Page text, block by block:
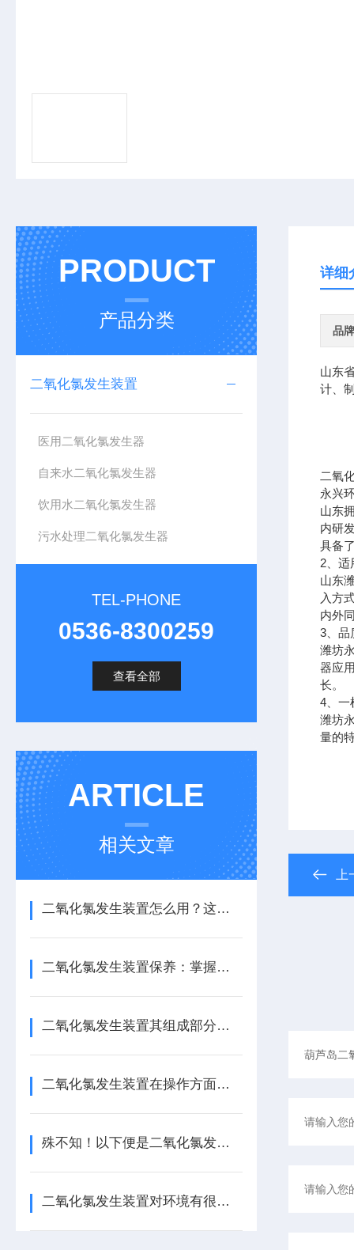
PRODUCT
产品分类
二氧化氯发生装置
医用二氧化氯发生器
自来水二氧化氯发生器
饮用水二氧化氯发生器
污水处理二氧化氯发生器
TEL-PHONE
0536-8300259
查看全部
ARTICLE
相关文章
二氧化氯发生装置怎么用？这份实操指南，让新手也能轻松上手！
二氧化氯发生装置保养：掌握这几招，让设备稳效运行更省心！
二氧化氯发生装置其组成部分通常包括以下几个主要系统或部件
二氧化氯发生装置在操作方面有以下指南！
殊不知！以下便是二氧化氯发生装置的特点所在！
二氧化氯发生装置对环境有很强的保护作用
详细
品牌
山东
计、
二氧
永兴
山东
内研
具备
2 、
山东
入方
内外
3 、
潍坊
器应
长。
4 、
潍坊
量的